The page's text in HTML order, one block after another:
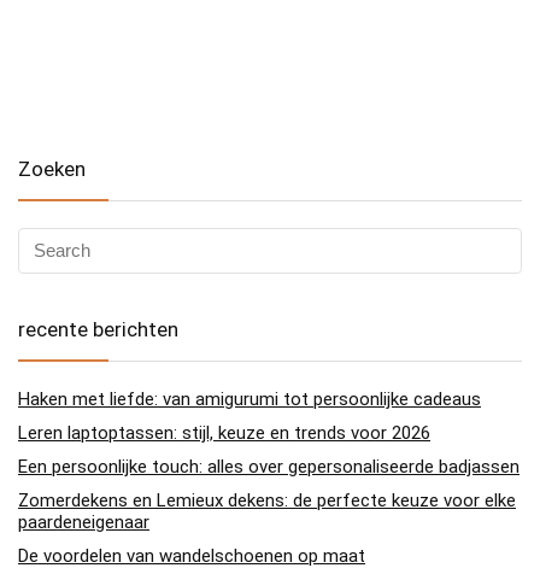
Zoeken
recente berichten
Haken met liefde: van amigurumi tot persoonlijke cadeaus
Leren laptoptassen: stijl, keuze en trends voor 2026
Een persoonlijke touch: alles over gepersonaliseerde badjassen
Zomerdekens en Lemieux dekens: de perfecte keuze voor elke
paardeneigenaar
De voordelen van wandelschoenen op maat